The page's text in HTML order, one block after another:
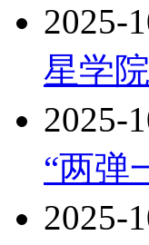
2025-
星学
2025-
“两弹
2025-